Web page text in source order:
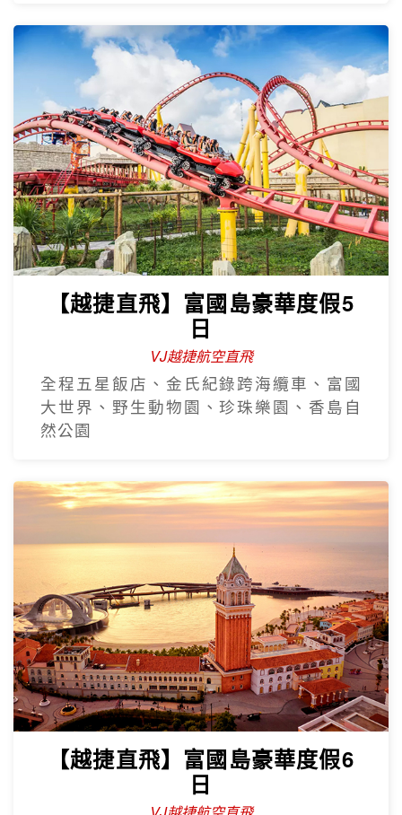
【越捷直飛】富國島豪華度假5
日
VJ越捷航空直飛
全程五星飯店、金氏紀錄跨海纜車、富國
大世界、野生動物園、珍珠樂園、香島自
然公園
【越捷直飛】富國島豪華度假6
日